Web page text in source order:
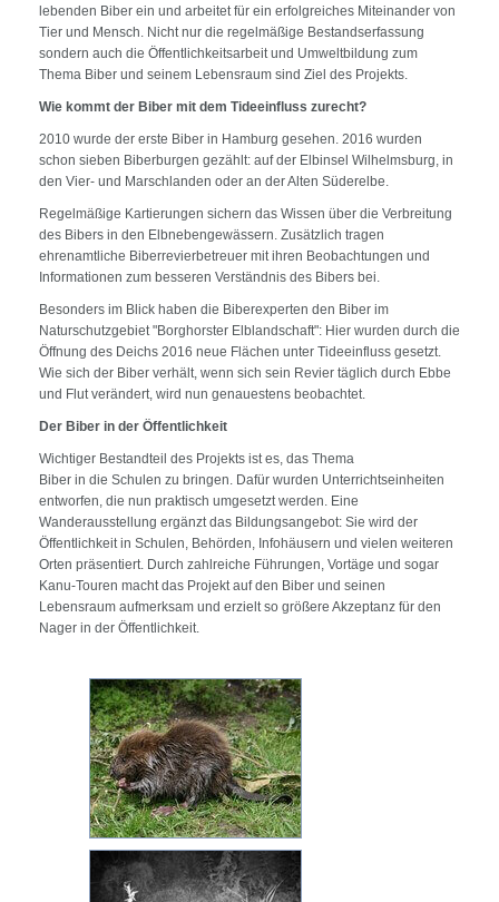
lebenden Biber ein und arbeitet für ein erfolgreiches Miteinander von
Tier und Mensch. Nicht nur die regelmäßige Bestandserfassung
sondern auch die Öffentlichkeitsarbeit und Umweltbildung zum
Thema Biber und seinem Lebensraum sind Ziel des Projekts.
Wie kommt der Biber mit dem Tideeinfluss zurecht?
2010 wurde der erste Biber in Hamburg gesehen. 2016 wurden
schon sieben Biberburgen gezählt: auf der Elbinsel Wilhelmsburg, in
den Vier- und Marschlanden oder an der Alten Süderelbe.
Regelmäßige Kartierungen sichern das Wissen über die Verbreitung
des Bibers in den Elbnebengewässern. Zusätzlich tragen
ehrenamtliche Biberrevierbetreuer mit ihren Beobachtungen und
Informationen zum besseren Verständnis des Bibers bei.
Besonders im Blick haben die Biberexperten den Biber im
Naturschutzgebiet "Borghorster Elblandschaft": Hier wurden durch die
Öffnung des Deichs 2016 neue Flächen unter Tideeinfluss gesetzt.
Wie sich der Biber verhält, wenn sich sein Revier täglich durch Ebbe
und Flut verändert, wird nun genauestens beobachtet.
Der Biber in der Öffentlichkeit
Wichtiger Bestandteil des Projekts ist es, das Thema
Biber in die Schulen zu bringen. Dafür wurden Unterrichtseinheiten
entworfen, die nun praktisch umgesetzt werden. Eine
Wanderausstellung ergänzt das Bildungsangebot: Sie wird der
Öffentlichkeit in Schulen, Behörden, Infohäusern und vielen weiteren
Orten präsentiert. Durch zahlreiche Führungen, Vortäge und sogar
Kanu-Touren macht das Projekt auf den Biber und seinen
Lebensraum aufmerksam und erzielt so größere Akzeptanz für den
Nager in der Öffentlichkeit.